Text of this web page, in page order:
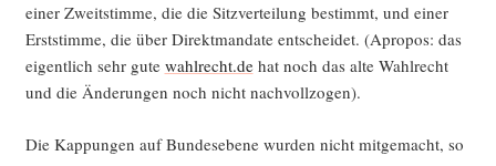
einer Zweit­stim­me, die die Sitz­ver­tei­lung bestimmt, und einer
Erst­stim­me, die über Direkt­man­da­te ent­schei­det. (Apro­pos: das
eigent­lich sehr gute wahlrecht.dehat noch das alte Wahl­recht
und die Ände­run­gen noch nicht nachvollzogen).
Die Kap­pun­gen auf Bun­des­ebe­ne wur­den nicht mit­ge­macht, so